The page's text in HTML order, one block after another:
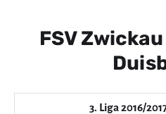
FSV
3. Liga 2016/